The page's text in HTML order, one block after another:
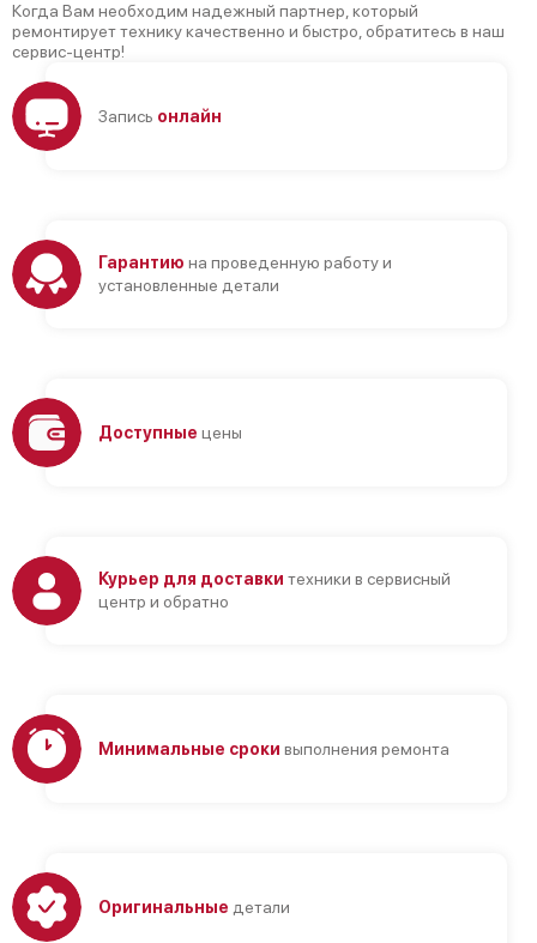
Когда Вам необходим надежный партнер, который
ремонтирует технику качественно и быстро, обратитесь в наш
сервис-центр!
Запись онлайн
Гарантию на проведенную работу и
установленные детали
Доступные цены
Курьер для доставки техники в сервисный
центр и обратно
Минимальные сроки выполнения ремонта
Оригинальные детали